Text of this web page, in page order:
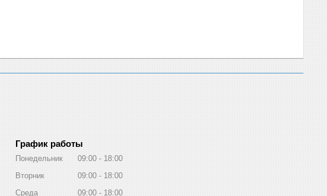
График работы
Понедельник 09:00
18:00
Вторник
09:00
18:00
Среда
09:00 18:00